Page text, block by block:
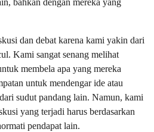
dan debat karena kami yakin dari
Kami sangat senang melihat
membela apa yang mereka
untuk mendengar ide atau
sudut pandang lain. Namun, kami
yang terjadi harus berdasarkan
pendapat lain.